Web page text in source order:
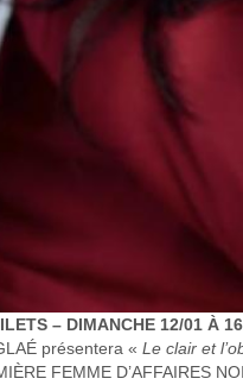
– DIMANCHE 12/01 À
présentera « Le clair et
FEMME D’AFFAIRES